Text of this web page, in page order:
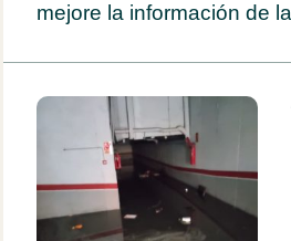
mejore la información de